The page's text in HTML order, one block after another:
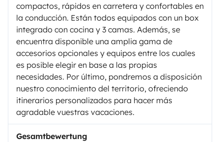
compactos, rápidos en carretera y confortables en
la conducción. Están todos equipados con un box
integrado con cocina y 3 camas. Además, se
encuentra disponible una amplia gama de
accesorios opcionales y equipos entre los cuales
es posible elegir en base a las propias
necesidades. Por último, pondremos a disposición
nuestro conocimiento del territorio, ofreciendo
itinerarios personalizados para hacer más
agradable vuestras vacaciones.
Gesamtbewertung